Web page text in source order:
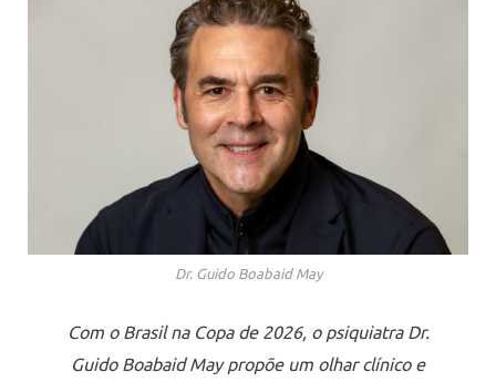
Dr. Guido Boabaid May
Com o Brasil na Copa de 2026, o psiquiatra Dr.
Guido Boabaid May propõe um olhar clínico e